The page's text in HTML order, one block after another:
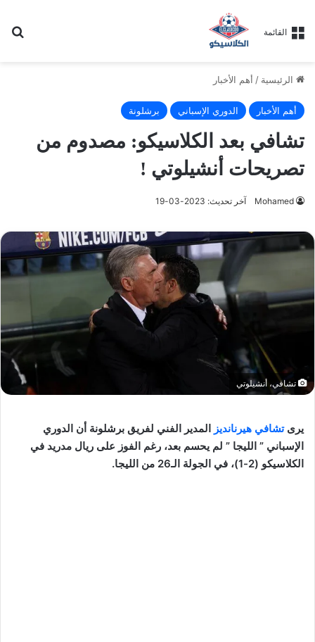
القائمة
الرئيسية / أهم الأخبار
أهم الأخبار الدوري الإسباني برشلونة
تشافي بعد الكلاسيكو: مصدوم من
تصريحات أنشيلوتي !
Mohamed آخر تحديث: 2023-03-19
تشافي، أنشيلوتي
يرىتشافي هيرنانديز المدير الفني لفريق برشلونة أن الدوري
الإسباني ” الليجا ” لم يحسم بعد، رغم الفوز على ريال مدريد في
الكلاسيكو (2-1)، في الجولة الـ26 من الليجا.